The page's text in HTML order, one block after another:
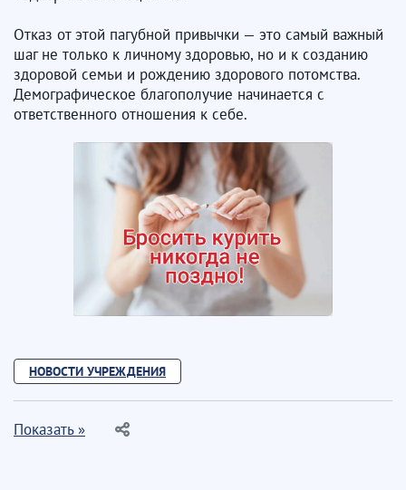
Отказ от этой пагубной привычки — это самый важный
шаг не только к личному здоровью, но и к созданию
здоровой семьи и рождению здорового потомства.
Демографическое благополучие начинается с
ответственного отношения к себе.
НОВОСТИ УЧРЕЖДЕНИЯ
Показать »